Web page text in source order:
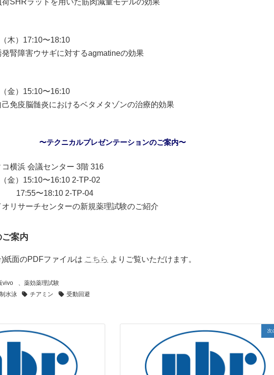
荷SHRラットを用いた筋肉減量モデルの効果
木）17:10〜18:10
発腎障害ウサギに対するagmatineの効果
金）15:10〜16:10
己免疫脳髄炎におけるベタメタゾンの治療的効果
〜テクニカルプレゼンテーションのご案内〜
コ横浜 会議センター 3階 316
金）15:10〜16:10 2-TP-02
17:55〜18:10 2-TP-04
オリサーチセンターの新規薬理試験のご紹介
案内
紙面のPDFファイルは こちら よりご覧いただけます。
vivo 薬効薬理試験
水泳 チアミン 受動回避
次